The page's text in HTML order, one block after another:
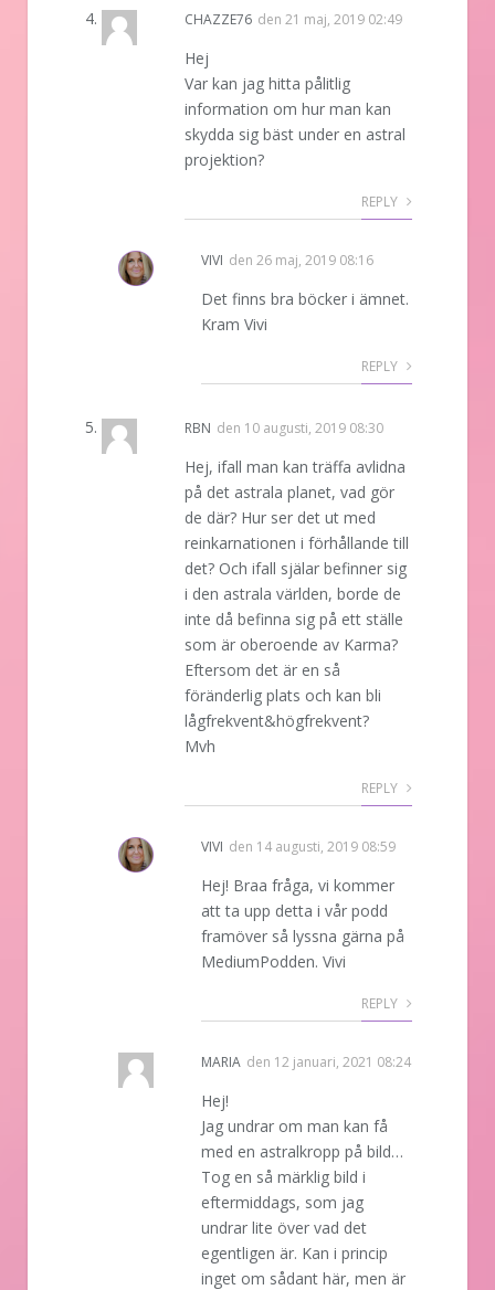
CHAZZE76 den 21 maj, 2019 02:49
Hej
Var kan jag hitta pålitlig
information om hur man kan
skydda sig bäst under en astral
projektion?
REPLY
VIVI den 26 maj, 2019 08:16
Det finns bra böcker i ämnet.
Kram Vivi
REPLY
RBN den 10 augusti, 2019 08:30
Hej, ifall man kan träffa avlidna
på det astrala planet, vad gör
de där? Hur ser det ut med
reinkarnationen i förhållande till
det? Och ifall själar befinner sig
i den astrala världen, borde de
inte då befinna sig på ett ställe
som är oberoende av Karma?
Eftersom det är en så
föränderlig plats och kan bli
lågfrekvent&högfrekvent?
Mvh
REPLY
VIVI den 14 augusti, 2019 08:59
Hej! Braa fråga, vi kommer
att ta upp detta i vår podd
framöver så lyssna gärna på
MediumPodden. Vivi
REPLY
MARIA den 12 januari, 2021 08:24
Hej!
Jag undrar om man kan få
med en astralkropp på bild…
Tog en så märklig bild i
eftermiddags, som jag
undrar lite över vad det
egentligen är. Kan i princip
inget om sådant här, men är